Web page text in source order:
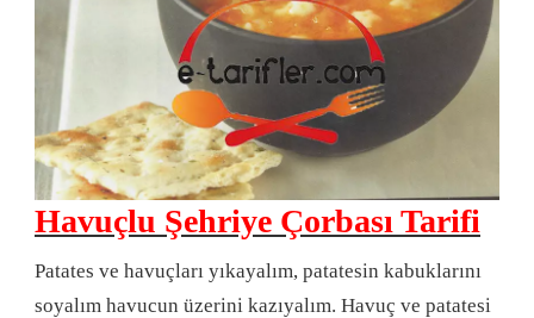
Havuçlu Şehriye Çorbası Tarifi
Patates ve havuçları yıkayalım, patatesin kabuklarını
soyalım havucun üzerini kazıyalım. Havuç ve patatesi